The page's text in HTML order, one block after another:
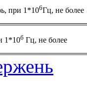
при 1*106Гц, не более
1*10б Гц, не более